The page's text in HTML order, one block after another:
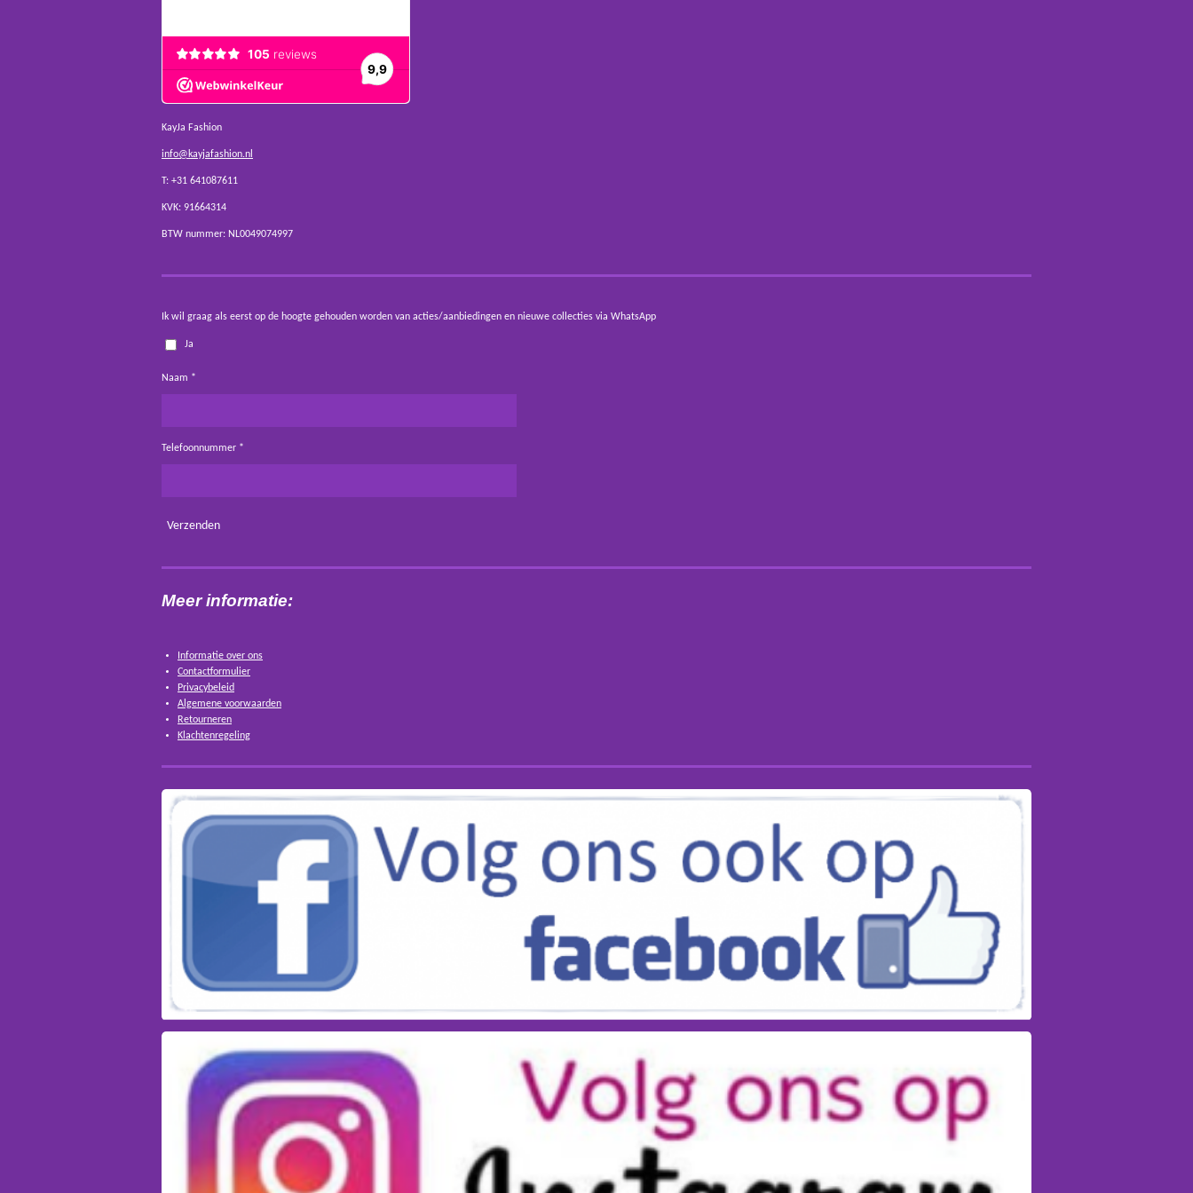
KayJa Fashion
info@kayjafashion.nl
T: +31 641087611
KVK: 91664314
BTW nummer: NL0049074997
Ik wil graag als eerst op de hoogte gehouden worden van acties/aanbiedingen en nieuwe collecties via WhatsApp
Ja
Naam *
Telefoonnummer *
Verzenden
Meer informatie:
Informatie over ons
Contactformulier
Privacybeleid
Algemene voorwaarden
Retourneren
Klachtenregeling